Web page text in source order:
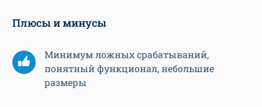
Плюсы и минусы
Минимум ложных срабатываний,
понятный функционал, небольшие
размеры